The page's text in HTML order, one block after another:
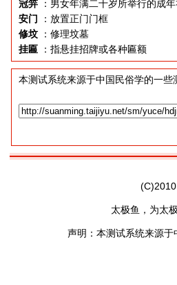
冠笄
：男女年满二十岁所举行的成
安门
：放置正门门框
修坟
：修理坟墓
挂匾
：指悬挂招牌或各种匾额
本测试系统来源于中国民俗学的一
太极鱼，为太
声明：本测试系统来源